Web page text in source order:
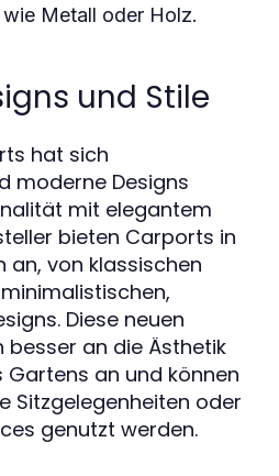
Metall oder Holz.
und Stile
hat sich
moderne Designs
mit elegantem
bieten Carports in
an, von klassischen
Diese neuen
besser an die Ästhetik
Gartens an und können
Sitzgelegenheiten oder
genutzt werden.